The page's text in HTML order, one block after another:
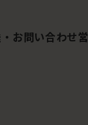
お問い合わせ